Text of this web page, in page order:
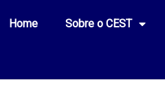
Home Sobre o CEST